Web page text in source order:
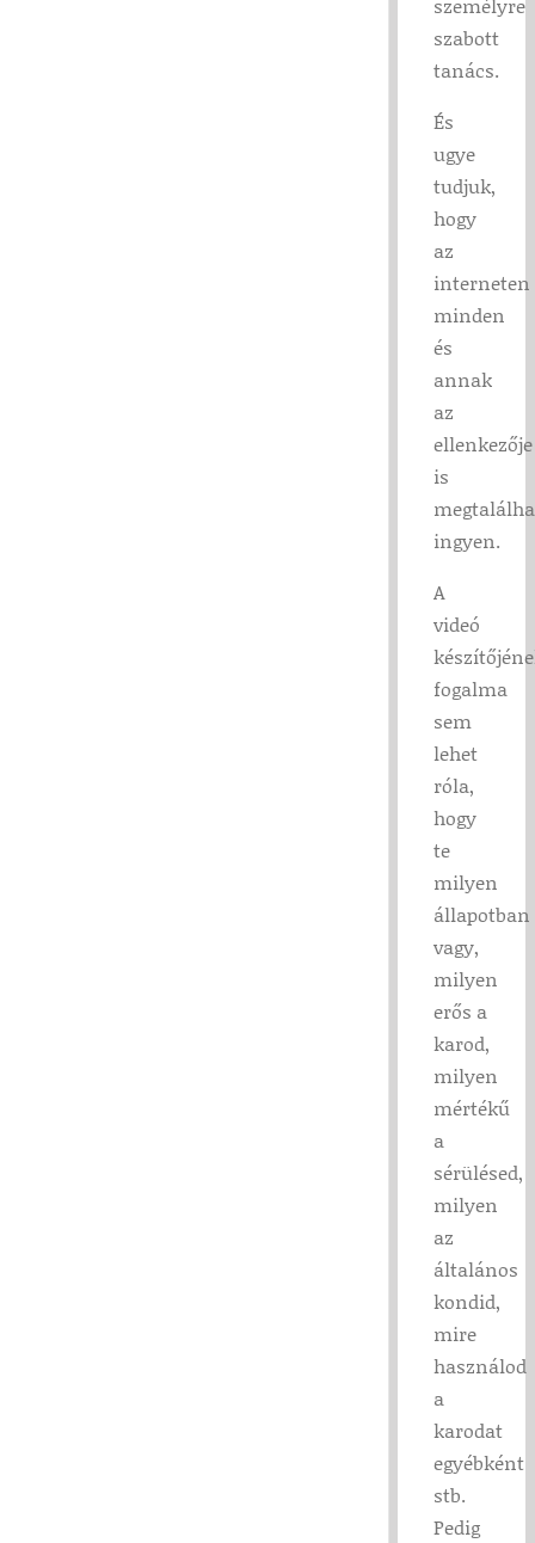
szabott
tanács.
És
ugye
tudjuk,
hogy
az
interneten
minden
és
annak
az
ellenkezője
is
ingyen.
A
videó
fogalma
sem
lehet
róla,
hogy
te
milyen
állapotban
vagy,
milyen
erős a
karod,
milyen
mértékű
a
sérülésed,
milyen
az
általános
kondid,
mire
használod
a
karodat
egyébként
stb.
Pedig